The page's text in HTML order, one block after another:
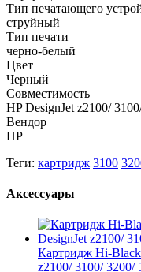
Тип печатающего
струйный
Тип печати
черно-белый
Цвет
Черный
Совместимость
HP DesignJet z2100/
Вендор
HP
Теги: картридж 3100
Аксессуары
Картридж Hi-
z2100/ 3100/ 3200/